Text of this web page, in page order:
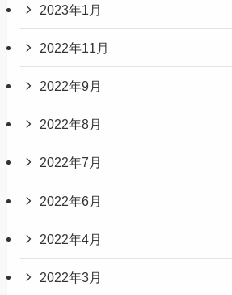
2023年1月
2022年11月
2022年9月
2022年8月
2022年7月
2022年6月
2022年4月
2022年3月